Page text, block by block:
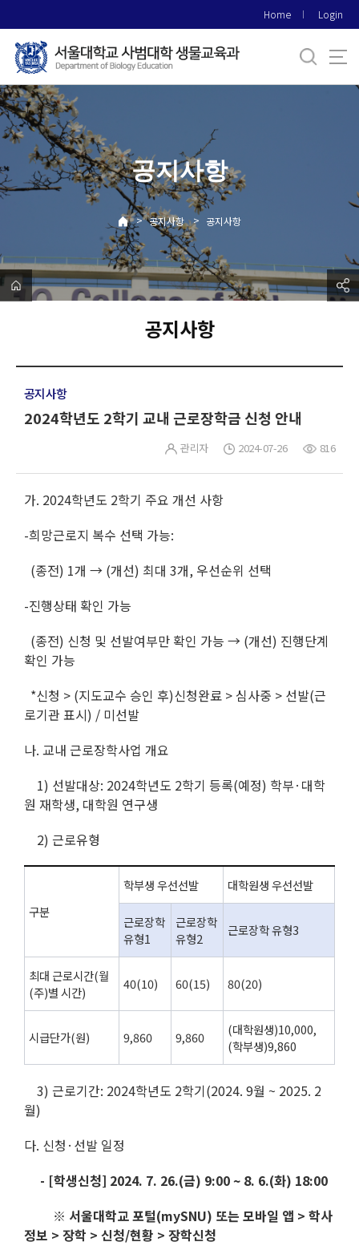
로
메
뉴
Home Login
공지사항
> 공지사항 > 공지사항
공지사항
공지사항
2024학년도 2학기 교내 근로장학금 신청 안내
관리자 2024-07-26 816
가. 2024학년도 2학기 주요 개선 사항
-희망근로지 복수 선택 가능:
(종전) 1개 → (개선) 최대 3개, 우선순위 선택
-진행상태 확인 가능
(종전) 신청 및 선발여부만 확인 가능 → (개선) 진행단계
확인 가능
*신청 > (지도교수 승인 후)신청완료 > 심사중 > 선발(근
로기관 표시) / 미선발
나. 교내 근로장학사업 개요
1) 선발대상: 2024학년도 2학기 등록(예정) 학부·대학
원 재학생, 대학원 연구생
2) 근로유형
구분
학부생 우선선발 대학원생 우선선발
근로장학
유형1
근로장학
유형2
근로장학 유형3
최대 근로시간(월
(주)별 시간)
40(10) 60(15) 80(20)
시급단가(원) 9,860 9,860
(대학원생)10,000,
(학부생)9,860
3) 근로기간: 2024학년도 2학기(2024. 9월 ~ 2025. 2
월)
다. 신청·선발 일정
- [학생신청] 2024. 7. 26.(금) 9:00 ~ 8. 6.(화) 18:00
※ 서울대학교 포털(mySNU) 또는 모바일 앱 > 학사
정보 > 장학 > 신청/현황 > 장학신청